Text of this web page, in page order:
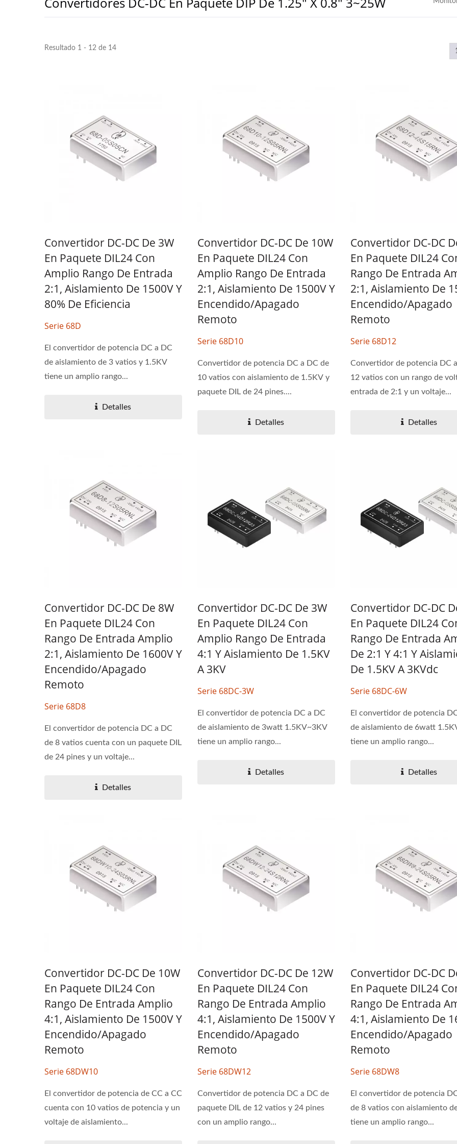
Resultado 1 - 12 de 14
Convertidor DC-DC De 3W
En Paquete DIL24 Con
Amplio Rango De Entrada
2:1, Aislamiento De 1500V Y
80% De Eficiencia
Serie 68D
El convertidor de potencia DC a DC
de aislamiento de 3 vatios y 1.5KV
tiene un amplio rango...
Detalles
Convertidor DC-DC De 10W
En Paquete DIL24 Con
Amplio Rango De Entrada
2:1, Aislamiento De 1500V Y
Encendido/apagado
Remoto
Serie 68D10
Convertidor de potencia DC a DC de
10 vatios con aislamiento de 1.5KV y
paquete DIL de 24 pines....
Detalles
Convertidor DC-DC
En Paquete DIL24
Rango De Entrada
2:1, Aislamiento De
Encendido/apagado
Remoto
Serie 68D12
Convertidor de potencia DC
12 vatios con un rango de
entrada de 2:1 y un voltaje...
Detalles
Convertidor DC-DC De 8W
En Paquete DIL24 Con
Rango De Entrada Amplio
2:1, Aislamiento De 1600V Y
Encendido/apagado
Remoto
Serie 68D8
El convertidor de potencia DC a DC
de 8 vatios cuenta con un paquete DIL
de 24 pines y un voltaje...
Detalles
Convertidor DC-DC De 3W
En Paquete DIL24 Con
Amplio Rango De Entrada
4:1 Y Aislamiento De 1.5KV
A 3KV
Serie 68DC-3W
El convertidor de potencia DC a DC
de aislamiento de 3watt 1.5KV~3KV
tiene un amplio rango...
Detalles
Convertidor DC-DC
En Paquete DIL24
Rango De Entrada
De 2:1 Y 4:1 Y
De 1.5KV A 3KVdc
Serie 68DC-6W
El convertidor de potencia
de aislamiento de 6watt
tiene un amplio rango...
Detalles
Convertidor DC-DC De 10W
En Paquete DIL24 Con
Rango De Entrada Amplio
4:1, Aislamiento De 1500V Y
Encendido/apagado
Remoto
Serie 68DW10
El convertidor de potencia de CC a CC
cuenta con 10 vatios de potencia y un
voltaje de aislamiento...
Convertidor DC-DC De 12W
En Paquete DIL24 Con
Rango De Entrada Amplio
4:1, Aislamiento De 1500V Y
Encendido/apagado
Remoto
Serie 68DW12
Convertidor de potencia DC a DC de
paquete DIL de 12 vatios y 24 pines
con un amplio rango...
Convertidor DC-DC
En Paquete DIL24
Rango De Entrada
4:1, Aislamiento De
Encendido/apagado
Remoto
Serie 68DW8
El convertidor de potencia
de 8 vatios con aislamiento
tiene un amplio rango...